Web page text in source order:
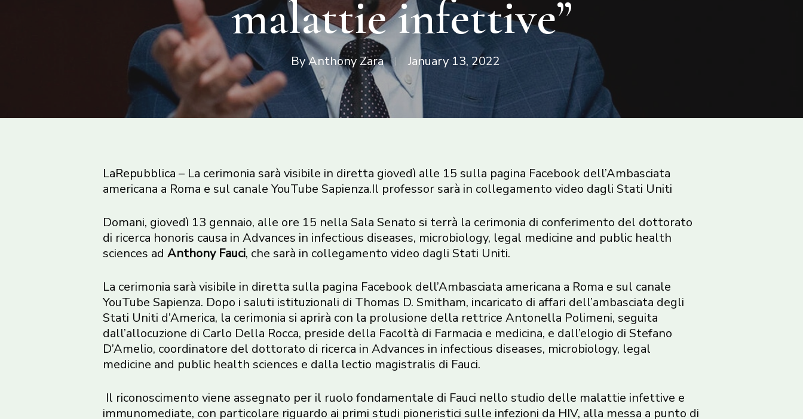
malattie infettive”
ByAnthony Zara January 13, 2022
LaRepubblica – La cerimonia sarà visibile in diretta giovedì alle 15 sulla pagina Facebook dell’Ambasciata
americana a Roma e sul canale YouTube Sapienza.Il professor sarà in collegamento video dagli Stati Uniti
Domani, giovedì 13 gennaio, alle ore 15 nella Sala Senato si terrà la cerimonia di conferimento del dottorato
di ricerca honoris causa in Advances in infectious diseases, microbiology, legal medicine and public health
sciences ad Anthony Fauci, che sarà in collegamento video dagli Stati Uniti.
La cerimonia sarà visibile in diretta sulla pagina Facebook dell’Ambasciata americana a Roma e sul canale
YouTube Sapienza. Dopo i saluti istituzionali di Thomas D. Smitham, incaricato di affari dell’ambasciata degli
Stati Uniti d’America, la cerimonia si aprirà con la prolusione della rettrice Antonella Polimeni, seguita
dall’allocuzione di Carlo Della Rocca, preside della Facoltà di Farmacia e medicina, e dall’elogio di Stefano
D’Amelio, coordinatore del dottorato di ricerca in Advances in infectious diseases, microbiology, legal
medicine and public health sciences e dalla lectio magistralis di Fauci.
Il riconoscimento viene assegnato per il ruolo fondamentale di Fauci nello studio delle malattie infettive e
immunomediate, con particolare riguardo ai primi studi pioneristici sulle infezioni da HIV, alla messa a punto di